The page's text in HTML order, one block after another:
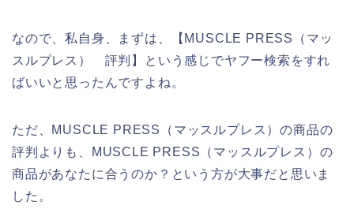
なので、私自身、まずは、【MUSCLE PRESS（マッ
スルプレス） 評判】という感じでヤフー検索をすれ
ばいいと思ったんですよね。
ただ、MUSCLE PRESS（マッスルプレス）の商品の
評判よりも、MUSCLE PRESS（マッスルプレス）の
商品があなたに合うのか？という方が大事だと思いま
した。